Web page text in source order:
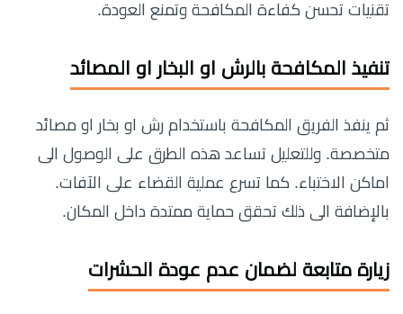
تقنيات تحسن كفاءة المكافحة وتمنع العودة.
تنفيذ المكافحة بالرش او البخار او المصائد
ثم ينفذ الفريق المكافحة باستخدام رش او بخار او مصائد
متخصصة. وللتعليل تساعد هذه الطرق على الوصول الى
اماكن الاختباء. كما تسرع عملية القضاء على الآفات.
بالإضافة الى ذلك تحقق حماية ممتدة داخل المكان.
زيارة متابعة لضمان عدم عودة الحشرات